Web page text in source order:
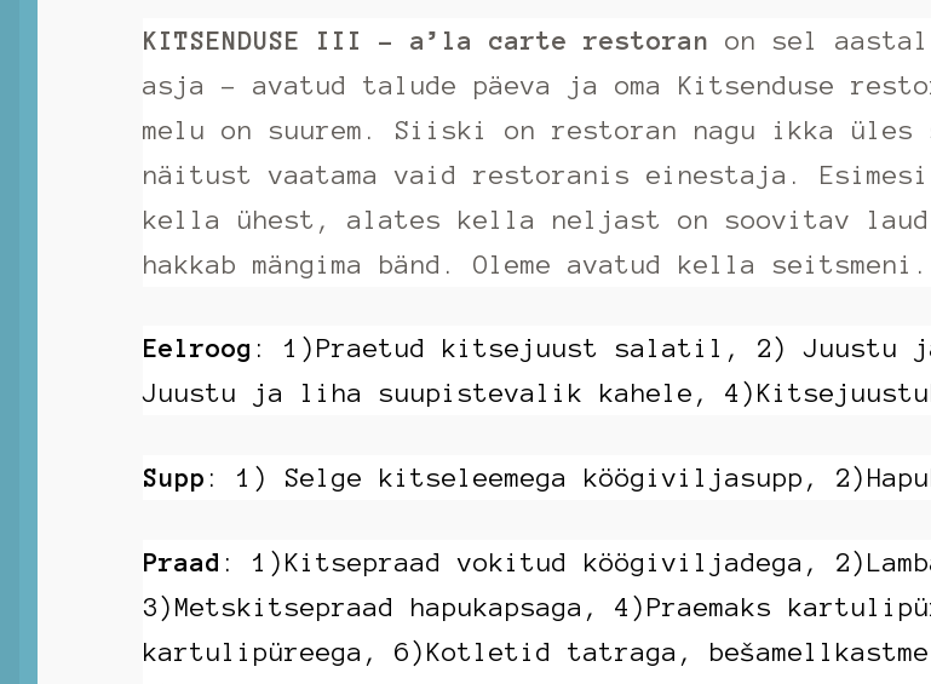
KITSENDUSE III – a’la carte restoran on sel
asja – avatud talude päeva ja oma Kitsenduse
melu on suurem. Siiski on restoran nagu ikka
näitust vaatama vaid restoranis einestaja.
kella ühest, alates kella neljast on soovitav
hakkab mängima bänd. Oleme avatud kella
Eelroog : 1)Praetud kitsejuust salatil, 2) Juustu
Juustu ja liha suupistevalik kahele,
Supp : 1) Selge kitseleemega köögiviljasupp,
Praad : 1)Kitsepraad vokitud köögiviljadega,
3)Metskitsepraad hapukapsaga, 4)Praemaks
kartulipüreega, 6)Kotletid tatraga,